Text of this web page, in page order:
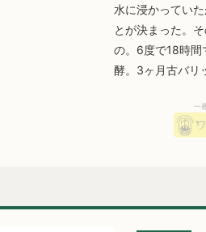
水に浸かってい
とが決まった。
の。6度で18時間
酵。3ヶ月古バリ